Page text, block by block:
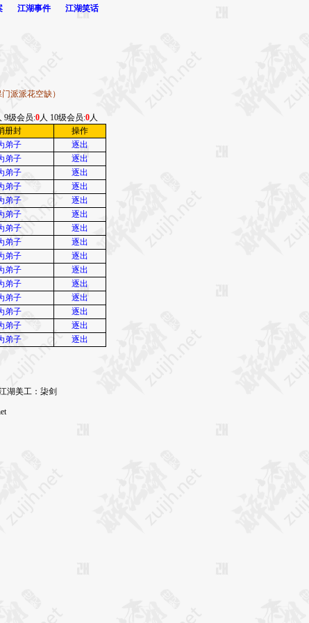
江湖事件 江湖笑话
派派花空缺）
9级会员:0人 10级会员:0人
册封
操作
弟子
逐出
弟子
逐出
弟子
逐出
弟子
逐出
弟子
逐出
弟子
逐出
弟子
逐出
弟子
逐出
弟子
逐出
弟子
逐出
弟子
逐出
弟子
逐出
弟子
逐出
弟子
逐出
弟子 逐出
湖美工：柒剑